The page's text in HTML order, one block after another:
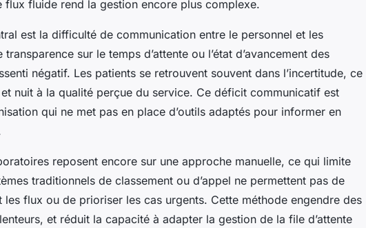
flux fluide rend la gestion encore plus complexe.
est la difficulté de communication entre le personnel et les
sur le temps d’attente ou l’état d’avancement des
négatif. Les patients se retrouvent souvent dans l’incertitude, ce
nuit à la qualité perçue du service. Ce déficit communicatif est
qui ne met pas en place d’outils adaptés pour informer en
reposent encore sur une approche manuelle, ce qui limite
traditionnels de classement ou d’appel ne permettent pas de
les flux ou de prioriser les cas urgents. Cette méthode engendre des
et réduit la capacité à adapter la gestion de la file d’attente